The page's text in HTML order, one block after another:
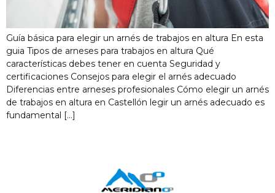
Guía básica para elegir un arnés de trabajos en altura En esta
guia Tipos de arneses para trabajos en altura Qué
características debes tener en cuenta Seguridad y
certificaciones Consejos para elegir el arnés adecuado
Diferencias entre arneses profesionales Cómo elegir un arnés
de trabajos en altura en Castellón legir un arnés adecuado es
fundamental […]